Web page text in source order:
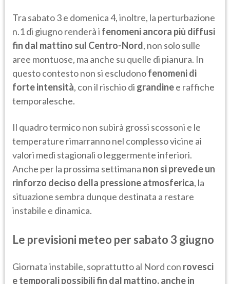
Tra sabato 3 e domenica 4, inoltre, la perturbazione
n.1 di giugno renderà i fenomeni ancora più diffusi
fin dal mattino sul Centro-Nord, non solo sulle
aree montuose, ma anche su quelle di pianura. In
questo contesto non si escludonofenomeni di
forte intensità, con il rischio di grandinee raffiche
temporalesche.
Il quadro termico non subirà grossi scossoni e le
temperature rimarranno nel complesso vicine ai
valori medi stagionali o leggermente inferiori.
Anche per la prossima settimana non si prevede un
rinforzo deciso della pressione atmosferica, la
situazione sembra dunque destinata a restare
instabile e dinamica.
Le previsioni meteo per sabato 3 giugno
Giornata instabile, soprattutto al Nord con rovesci
e temporali possibili fin dal mattino, anche in